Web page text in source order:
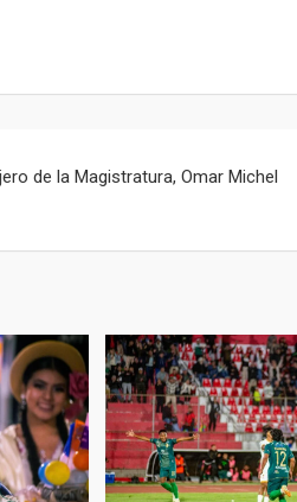
de la Magistratura, Omar Michel